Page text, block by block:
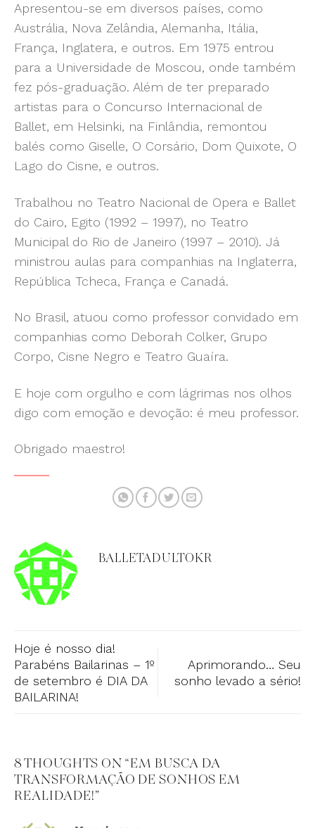
Apresentou-se em diversos países, como
Austrália, Nova Zelândia, Alemanha, Itália,
França, Inglatera, e outros. Em 1975 entrou
para a Universidade de Moscou, onde também
fez pós-graduação. Além de ter preparado
artistas para o Concurso Internacional de
Ballet, em Helsinki, na Finlândia, remontou
balés como Giselle, O Corsário, Dom Quixote, O
Lago do Cisne, e outros.
Trabalhou no Teatro Nacional de Opera e Ballet
do Cairo, Egito (1992 – 1997), no Teatro
Municipal do Rio de Janeiro (1997 – 2010). Já
ministrou aulas para companhias na Inglaterra,
República Tcheca, França e Canadá.
No Brasil, atuou como professor convidado em
companhias como Deborah Colker, Grupo
Corpo, Cisne Negro e Teatro Guaíra.
E hoje com orgulho e com lágrimas nos olhos
digo com emoção e devoção: é meu professor.
Obrigado maestro!
BALLETADULTOKR
Hoje é nosso dia!
Parabéns Bailarinas – 1º
de setembro é DIA DA
BAILARINA!
Aprimorando… Seu
sonho levado a sério!
8 THOUGHTS ON “EM BUSCA DA
TRANSFORMAÇÃO DE SONHOS EM
REALIDADE!”